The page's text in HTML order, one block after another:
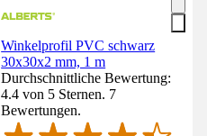
Winkelprofil PVC schwarz
30x30x2 mm, 1 m
Durchschnittliche Bewertung:
4.4 von 5 Sternen. 7
Bewertungen.